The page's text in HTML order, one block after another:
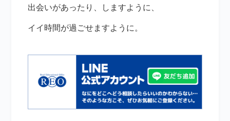
出会いがあったり、しますように、
イイ時間が過ごせますように。